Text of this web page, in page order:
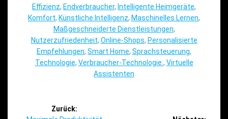
Effizienz, Endverbraucher, Intelligente Heimgeräte,
Komfort, Künstliche Intelligenz, Maschinelles Lernen,
Maßgeschneiderte Dienstleistungen,
Nutzerzufriedenheit, Online-Shops, Personalisierte
Empfehlungen, Smart Home, Sprachsteuerung,
Technologie, Verbraucher-Technologie. , Virtuelle
Assistenten
Beitragsnavigation
Zurück: